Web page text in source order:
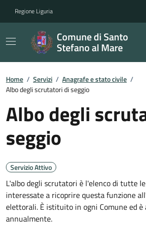
Regione Liguria
Comune di Santo
Stefano al Mare
Home / Servizi / Anagrafe e stato civile /
Albo degli scrutatori di seggio
Albo degli
seggio
Servizio Attivo
L'albo degli scrutatori è l'elenco di tutte
interessate a ricoprire questa funzione
elettorali. È istituito in ogni Comune ed è
annualmente.